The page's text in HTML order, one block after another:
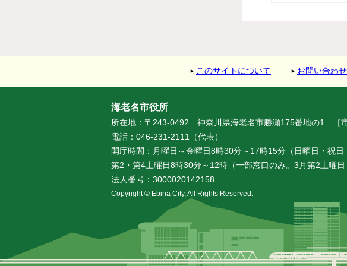
このサイトについて お問い合わせ
海老名市役所
所在地：〒243-0492 神奈川県海老名市勝瀬175番地の1 ［
電話：046-231-2111（代表）
開庁時間：月曜日～金曜日8時30分～17時15分（日曜日・祝日
第2・第4土曜日8時30分～12時（一部窓口のみ。3月第2土曜日
法人番号：3000020142158
Copyright © Ebina City, All Rights Reserved.